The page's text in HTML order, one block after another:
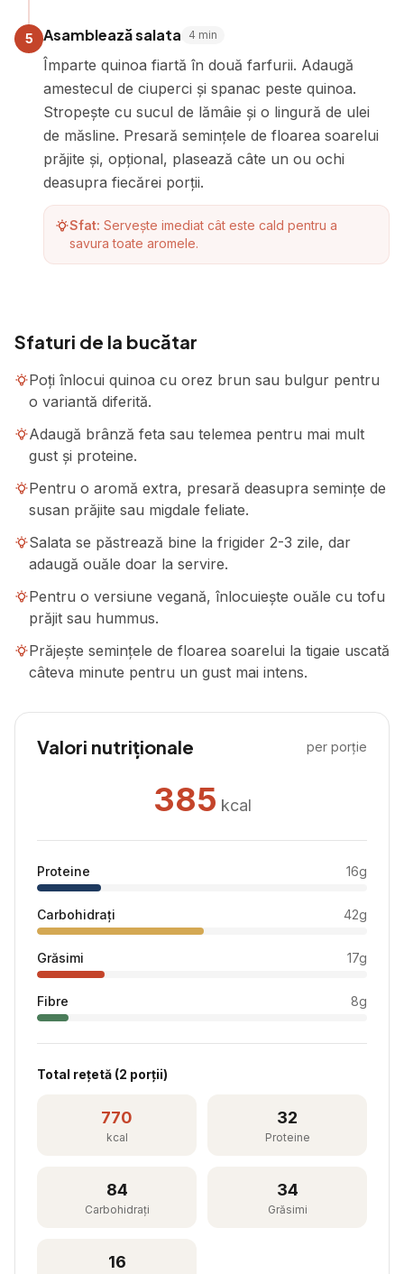
5 Asamblează salata 4 min
Împarte quinoa fiartă în două farfurii. Adaugă
amestecul de ciuperci și spanac peste quinoa.
Stropește cu sucul de lămâie și o lingură de ulei
de măsline. Presară semințele de floarea soarelui
prăjite și, opțional, plasează câte un ou ochi
deasupra fiecărei porții.
Sfat: Servește imediat cât este cald pentru a
savura toate aromele.
Sfaturi de la bucătar
Poți înlocui quinoa cu orez brun sau bulgur pentru
o variantă diferită.
Adaugă brânză feta sau telemea pentru mai mult
gust și proteine.
Pentru o aromă extra, presară deasupra semințe de
susan prăjite sau migdale feliate.
Salata se păstrează bine la frigider 2-3 zile, dar
adaugă ouăle doar la servire.
Pentru o versiune vegană, înlocuiește ouăle cu tofu
prăjit sau hummus.
Prăjește semințele de floarea soarelui la tigaie uscată
câteva minute pentru un gust mai intens.
Valori nutriționale per porție
385 kcal
Proteine 16g
Carbohidrați 42g
Grăsimi 17g
Fibre 8g
Total rețetă (2 porții)
770
kcal
32
Proteine
84
Carbohidrați
34
Grăsimi
16